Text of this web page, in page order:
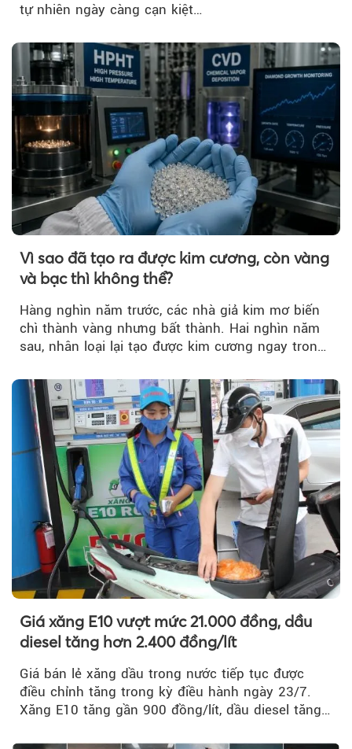
tự nhiên ngày càng cạn kiệt…
Vì sao đã tạo ra được kim cương, còn vàng
và bạc thì không thể?
Hàng nghìn năm trước, các nhà giả kim mơ biến
chì thành vàng nhưng bất thành. Hai nghìn năm
sau, nhân loại lại tạo được kim cương ngay trong
Giá xăng E10 vượt mức 21.000 đồng, dầu
diesel tăng hơn 2.400 đồng/lít
Giá bán lẻ xăng dầu trong nước tiếp tục được
điều chỉnh tăng trong kỳ điều hành ngày 23/7.
Xăng E10 tăng gần 900 đồng/lít, dầu diesel tăng